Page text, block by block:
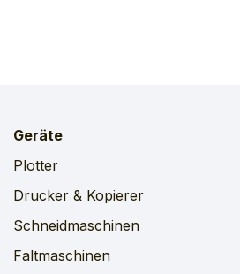
Geräte
Plotter
Drucker & Kopierer
Schneidmaschinen
Faltmaschinen